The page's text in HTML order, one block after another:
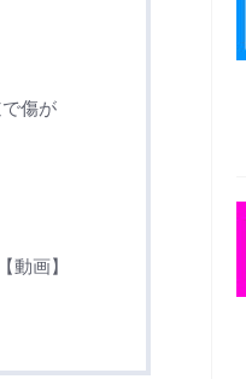
傷が
画】